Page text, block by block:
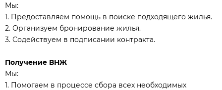
Мы:
1. Предоставляем помощь в поиске подходящего жилья.
2. Организуем бронирование жилья.
3. Содействуем в подписании контракта.
Получение ВНЖ
Мы:
1. Помогаем в процессе сбора всех необходимых